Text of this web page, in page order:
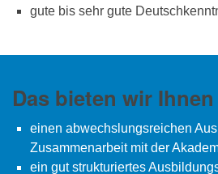
gute bis sehr gute
Das bieten wir Ihnen
einen abwechslungsreichen
Zusammenarbeit mit der
ein gut strukturiertes